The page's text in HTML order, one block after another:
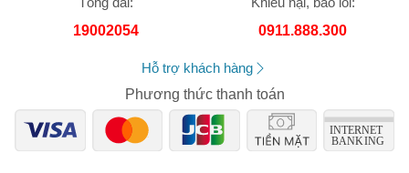
trách nhiệm về nhầm lẫn hay sai lệch về sản phẩm.
19002054
0911.888.300
Hỗ trợ khách hàng
Phương thức thanh toán
Áp dụng cho đơn hàng từ:
LẤY MÃ NGAY